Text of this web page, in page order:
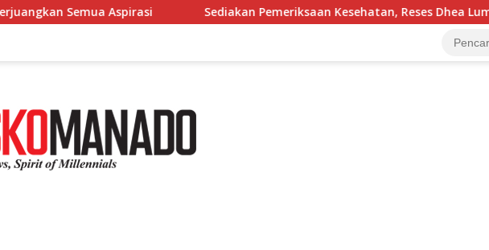
Sediakan Pemeriksaan Kesehatan, Reses Dhea Lumenta Dipadati Warga